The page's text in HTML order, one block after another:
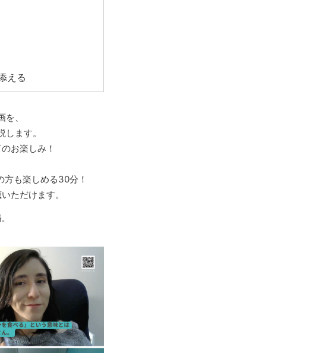
える
、
ます。
お楽しみ！
も楽しめる30分！
ただけます。